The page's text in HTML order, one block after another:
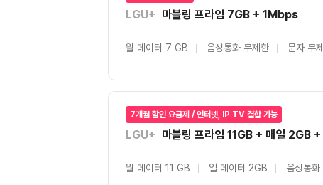
LGU+ 마블링 프라임 7GB + 1Mbps
월 데이터 7 GB 음성통화 무제한 문자 무
7개월 할인 요금제 / 인터넷, IP TV 결합 가능
LGU+ 마블링 프라임 11GB + 매일 2GB
월 데이터 11 GB 일 데이터 2GB 음성통화